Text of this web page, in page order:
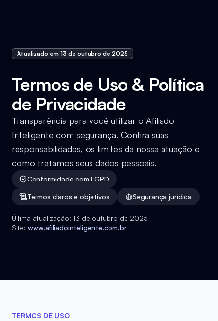
Atualizado em 13 de outubro de 2025
Termos de Uso & Política
de Privacidade
Transparência para você utilizar o Afiliado
Inteligente com segurança. Confira suas
responsabilidades, os limites da nossa atuação e
como tratamos seus dados pessoais.
Conformidade com LGPD
Termos claros e objetivos Segurança jurídica
Última atualização: 13 de outubro de 2025
Site: www.afiliadointeligente.com.br
TERMOS DE USO